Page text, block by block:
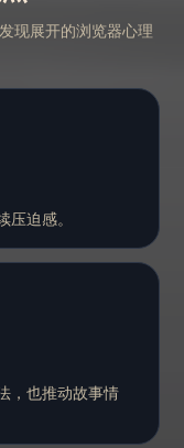
现展开的浏览器心理
迫感。
，也推动故事情